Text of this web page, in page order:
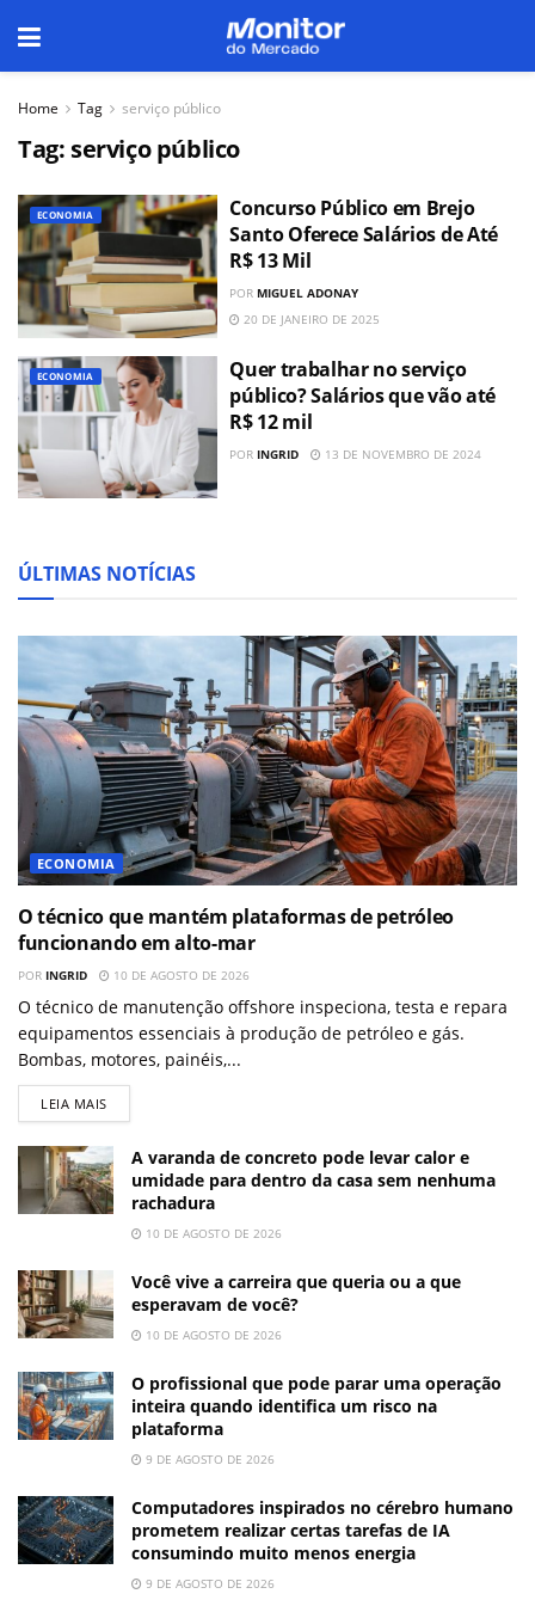
Home Tag serviço público
Tag: serviço público
ECONOMIA
Concurso Público em Brejo
Santo Oferece Salários de Até
R$ 13 Mil
POR MIGUEL ADONAY
20 DE JANEIRO DE 2025
ECONOMIA
Quer trabalhar no serviço
público? Salários que vão até
R$ 12 mil
POR INGRID 13 DE NOVEMBRO DE 2024
ÚLTIMAS NOTÍCIAS
ECONOMIA
O técnico que mantém plataformas de petróleo
funcionando em alto-mar
POR INGRID 10 DE AGOSTO DE 2026
O técnico de manutenção offshore inspeciona, testa e repara
equipamentos essenciais à produção de petróleo e gás.
Bombas, motores, painéis,...
LEIA MAIS
A varanda de concreto pode levar calor e
umidade para dentro da casa sem nenhuma
rachadura
10 DE AGOSTO DE 2026
Você vive a carreira que queria ou a que
esperavam de você?
10 DE AGOSTO DE 2026
O profissional que pode parar uma operação
inteira quando identifica um risco na
plataforma
9 DE AGOSTO DE 2026
Computadores inspirados no cérebro humano
prometem realizar certas tarefas de IA
consumindo muito menos energia
9 DE AGOSTO DE 2026